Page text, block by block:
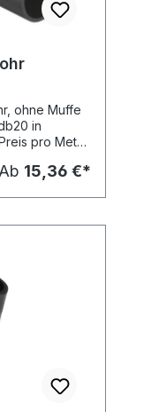
ohne Muffe
in
pro Meter
Ab 15,36 €*